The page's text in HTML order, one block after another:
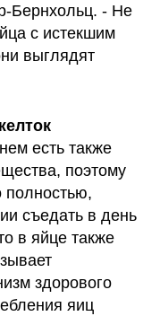
Бернхольц. - Не
с истекшим
выглядят
►Что полезнее: белок или желток
есть также
поэтому
полностью,
съедать в день
в яйце также
здорового
яиц